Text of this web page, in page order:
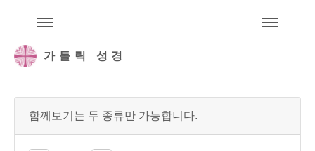
가톨릭 성경
함께보기는 두 종류만 가능합니다.